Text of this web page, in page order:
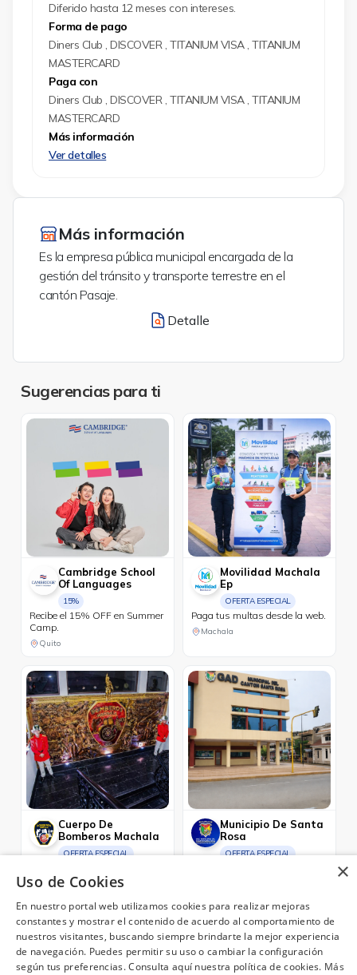
Diferido hasta 12 meses con intereses.
Forma de pago
Diners Club , DISCOVER , TITANIUM VISA , TITANIUM
MASTERCARD
Paga con
Diners Club , DISCOVER , TITANIUM VISA , TITANIUM
MASTERCARD
Más información
Ver detalles
Más información
Es la empresa pública municipal encargada de la
gestión del tránsito y transporte terrestre en el
cantón Pasaje.
Detalle
Sugerencias para ti
Cambridge School
Of Languages
15%
Recibe el 15% OFF en Summer
Camp.
Quito
Movilidad Machala
Ep
OFERTA ESPECIAL
Paga tus multas desde la web.
Machala
Cuerpo De
Bomberos Machala
OFERTA ESPECIAL
desde la web.
Municipio De Santa
Rosa
OFERTA ESPECIAL
×
Uso de Cookies
En nuestro portal web utilizamos cookies para realizar mejoras
constantes y mostrar el contenido de acuerdo al comportamiento de
nuestros visitantes, buscando siempre brindarte la mejor experiencia
de navegación. Puedes permitir su uso o cambiar la configuración
según tus preferencias. Consulta aquí nuestra política de cookies. Más